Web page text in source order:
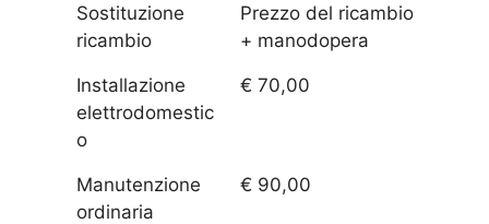
Sostituzione
ricambio
Prezzo del ricambio
+ manodopera
Installazione
elettrodomestic
o
€ 70,00
Manutenzione
ordinaria
€ 90,00